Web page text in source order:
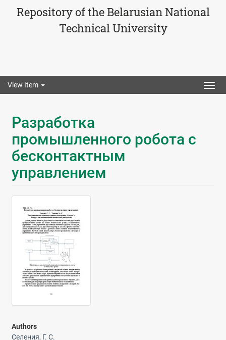
Repository of the Belarusian National
Technical University
View Item
Разработка
промышленного робота с
бесконтактным
управлением
Authors
Селения, Г. С.